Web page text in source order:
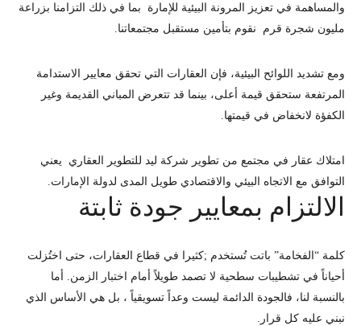
والمساهمة في تعزيز المرونة البيئية للإمارة بما في ذلك التزامنا بزراعة
مليون شجرة قرم نقوم بتأمين مستقبل مجتمعاتنا.
ومع تشديد اللوائح البيئية، فإن العقارات التي تحقق معايير الاستدامة
المرتفعة ستحقق قيمة أعلى، بينما قد تتعرض المباني القديمة وغير
الكفؤة لانخفاض في قيمتها.
امتلاك عقار في مجتمع من تطوير شركة ليد للتطوير العقاري يعني
التوافق مع الاتجاه البيئي والاقتصادي طويل المدى لدولة الإمارات.
الالتزام بمعايير جودة ثابتة
كلمة “الفخامة” باتت تُستخدم ;كثيرا في قطاع العقارات، حتى اختُزلت
أحياناً في تشطيبات سطحية لا تصمد طويلاً أمام اختبار الزمن. أما
بالنسبة لنا، فالجودة الدائمة ليست وعداً تسويقياً ، بل هي الأساس الذي
نبني عليه كل قرار.